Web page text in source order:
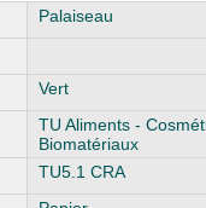
Palaiseau
Vert
TU Aliments -
Biomatériaux
TU5.1 CRA